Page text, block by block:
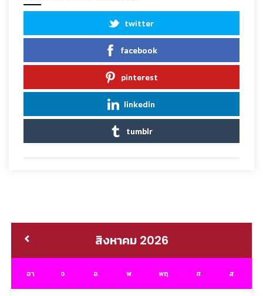
twitter
facebook
pinterest
linkedin
tumblr
สิงหาคม 2026
อา. จ. อ. พ. พฤ. ศ. ส.